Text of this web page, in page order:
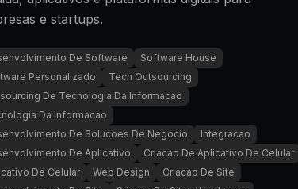
e startups.
De Software
Software House
Personalizado
Tech Outsourcing
De Tecnologia Da Informacao
Da Informacao
De Solucoes De Negocio
Integracao
De Aplicativo
Criacao De Aplicativo De Celular
De Celular
Web Design
Criacao De Site